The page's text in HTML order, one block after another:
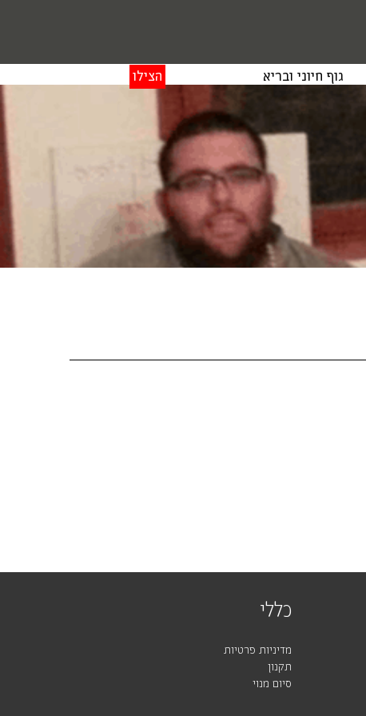
גוף חיוני ובריא הצילו
כללי
מדיניות פרטיות
תקנון
סיום מנוי